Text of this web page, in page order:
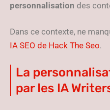
personnalisation des
Dans ce contexte, ne
IA SEO de Hack The Seo.
La
par les IA